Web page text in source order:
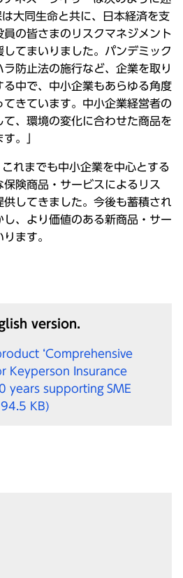
大同生命と共に、日本経済を支
員の皆さまのリスクマネジメント
てまいりました。パンデミック
防止法の施行など、企業を取り
中で、中小企業もあらゆる角度
きています。中小企業経営者の
、環境の変化に合わせた商品を
。」
れまでも中小企業を中心とする
険商品・サービスによるリス
してきました。今後も蓄積され
、より価値のある新商品・サー
ます。
version.
‘Comprehensive
Keyperson Insurance
years supporting SME
KB)